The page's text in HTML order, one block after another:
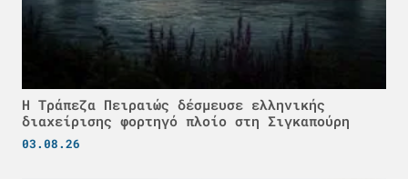
Η Τράπεζα Πειραιώς δέσμευσε ελληνικής
διαχείρισης φορτηγό πλοίο στη Σιγκαπούρη
03.08.26